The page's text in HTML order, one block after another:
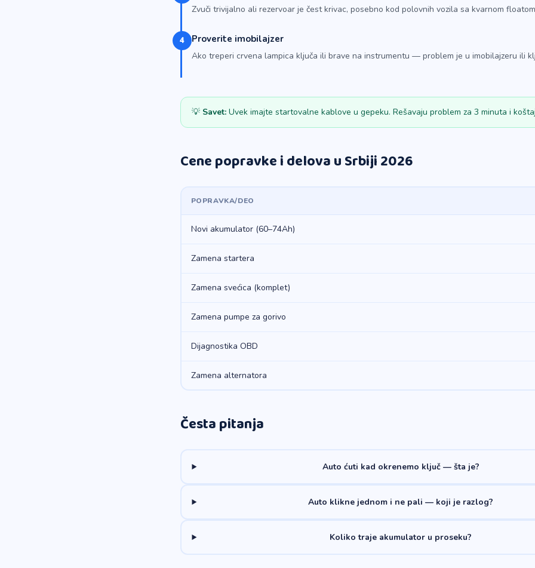
Zvuči trivijalno ali rezervoar je čest krivac, posebno kod polovnih vozila sa kvarnom
4 Proverite imobilajzer
Ako treperi crvena lampica ključa ili brave na instrumentu — problem je u imobilajzeru ili
💡 Savet: Uvek imajte startovalne kablove u gepeku. Rešavaju problem za 3 minuta i
Cene popravke i delova u Srbiji 2026
POPRAVKA/DEO
Novi akumulator (60–74Ah)
Zamena startera
Zamena svećica (komplet)
Zamena pumpe za gorivo
Dijagnostika OBD
Zamena alternatora
Česta pitanja
Auto ćuti kad okrenemo ključ — šta je?
Auto klikne jednom i ne pali — koji je razlog?
Koliko traje akumulator u proseku?